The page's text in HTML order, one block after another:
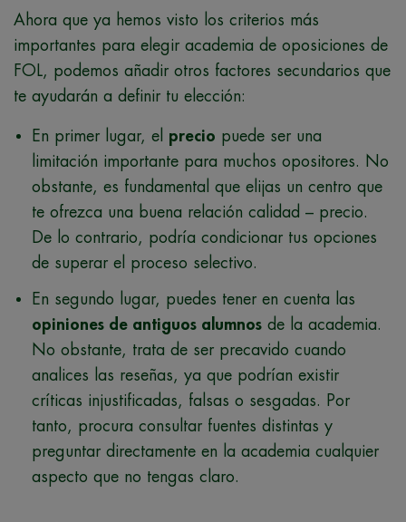
Ahora que ya hemos visto los criterios más
importantes para elegir academia de oposiciones de
FOL, podemos añadir otros factores secundarios que
te ayudarán a definir tu elección:
En primer lugar, el precio puede ser una
limitación importante para muchos opositores. No
obstante, es fundamental que elijas un centro que
te ofrezca una buena relación calidad – precio.
De lo contrario, podría condicionar tus opciones
de superar el proceso selectivo.
En segundo lugar, puedes tener en cuenta las
opiniones de antiguos alumnos de la academia.
No obstante, trata de ser precavido cuando
analices las reseñas, ya que podrían existir
críticas injustificadas, falsas o sesgadas. Por
tanto, procura consultar fuentes distintas y
preguntar directamente en la academia cualquier
aspecto que no tengas claro.